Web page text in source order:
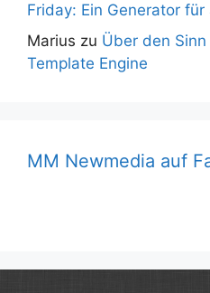
Friday: Ein Generator für
Marius zu Über den
Template Engine
MM Newmedia auf